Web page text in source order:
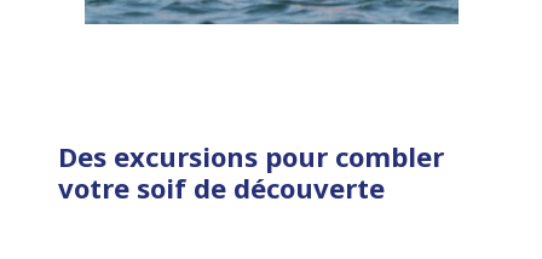
Des excursions pour combler
votre soif de découverte